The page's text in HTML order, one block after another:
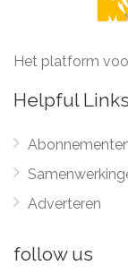
Het platform
Helpful Links
Adverteren
follow us